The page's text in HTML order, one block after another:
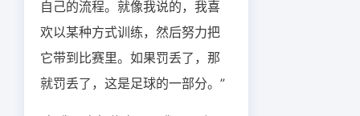
自己的流程。就像我说的，我喜
欢以某种方式训练，然后努力把
它带到比赛里。如果罚丢了，那
就罚丢了，这是足球的一部分。”